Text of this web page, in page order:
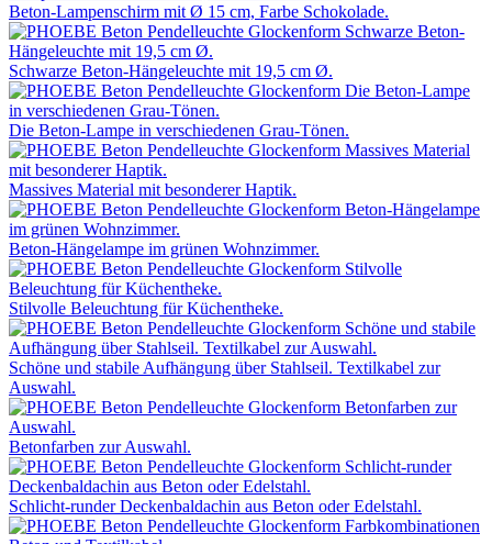
Beton-Lampenschirm mit Ø 15 cm, Farbe Schokolade.
Schwarze Beton-Hängeleuchte mit 19,5 cm Ø.
Die Beton-Lampe in verschiedenen Grau-Tönen.
Massives Material mit besonderer Haptik.
Beton-Hängelampe im grünen Wohnzimmer.
Stilvolle Beleuchtung für Küchentheke.
Schöne und stabile Aufhängung über Stahlseil. Textilkabel zur
Auswahl.
Betonfarben zur Auswahl.
Schlicht-runder Deckenbaldachin aus Beton oder Edelstahl.